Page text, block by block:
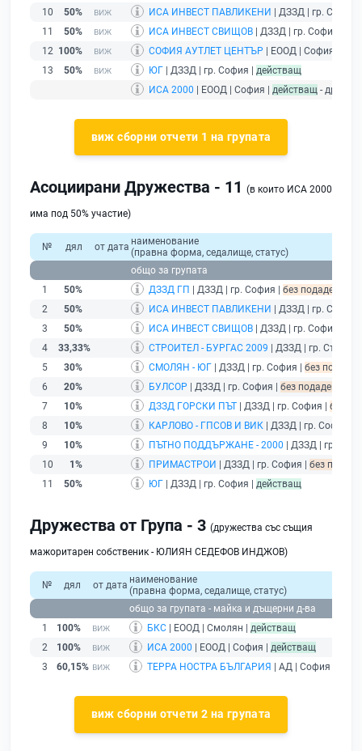
10
50% ИСА ИНВЕСТ ПАВЛИКЕНИ
| ДЗЗД | гр. София
11
50% ИСА ИНВЕСТ СВИЩОВ | ДЗЗД | гр. София |
12 100% СОФИЯ АУТЛЕТ ЦЕНТЪР | ЕООД | София |
13
50% ЮГ | ДЗЗД | гр. София | действащ
ИСА 2000 | ЕООД | София | действащ -
виж сборни отчети 1 на групата
Асоциирани Дружества - 11 (в които ИСА 2000
има под 50% участие)
№ дял от дата наименование
(правна форма, седалище, статус)
общо за групата
1
50% ДЗЗД ГП | ДЗЗД | гр. София | без подаден
2
50% ИСА ИНВЕСТ ПАВЛИКЕНИ
| ДЗЗД | гр. София
3
50% ИСА ИНВЕСТ СВИЩОВ | ДЗЗД | гр. София |
4
33,33% СТРОИТЕЛ - БУРГАС 2009 | ДЗЗД | гр. Стара
5
30% СМОЛЯН - ЮГ | ДЗЗД | гр. София | без
6
20% БУЛСОР | ДЗЗД | гр. София | без подаден
7
10% ДЗЗД ГОРСКИ ПЪТ | ДЗЗД | гр. София | без
8
10% КАРЛОВО - ГПСОВ И ВИК | ДЗЗД | гр. София |
9
10% ПЪТНО ПОДДЪРЖАНЕ - 2000 | ДЗЗД | гр.
10
1% ПРИМАСТРОИ | ДЗЗД | гр. София | без
11
50% ЮГ | ДЗЗД | гр. София | действащ
Дружества от Група - 3 (дружества със същия
мажоритарен собственик - ЮЛИЯН СЕДЕФОВ ИНДЖОВ)
№ дял от дата наименование
(правна форма, седалище, статус)
общо за групата - майка и дъщерни д-ва
1
100% БКС | ЕООД | Смолян | действащ
2
100% ИСА 2000 | ЕООД | София | действащ
3
60,15% ТЕРРА НОСТРА БЪЛГАРИЯ | АД | София |
виж сборни отчети 2 на групата